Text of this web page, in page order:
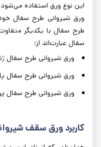
این نوع ورق استفاده
ورق شیروانی طرح سفال خود
طرح سفال با یکدیگر
سفال عبارت‌اند از:
ورق شیروانی طرح سفال
ورق شیروانی طرح سفال
ورق شیروانی طرح سفال
کاربرد ورق سقف